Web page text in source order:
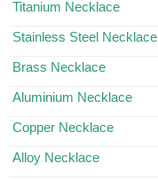
Titanium Necklace
Stainless Steel Necklace
Brass Necklace
Aluminium Necklace
Copper Necklace
Alloy Necklace